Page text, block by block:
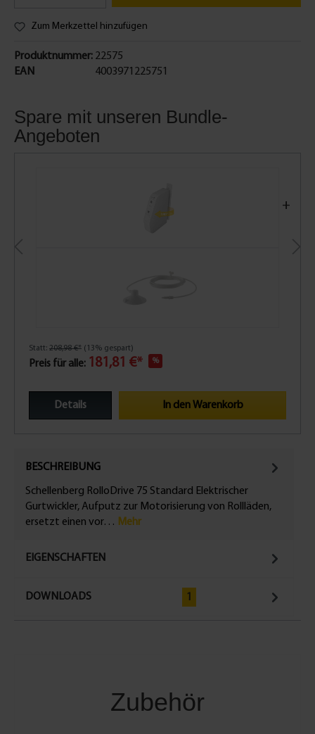
Zum Merkzettel hinzufügen
Produktnummer:
EAN
22575
4003971225751
Spare mit unseren Bundle-
Angeboten
+
Statt: 208,98 €* (13% gespart)
Preis für alle: 181,81 €* %
Details In den Warenkorb
BESCHREIBUNG
Schellenberg RolloDrive 75 Standard Elektrischer
Gurtwickler, Aufputz zur Motorisierung von Rollläden,
ersetzt einen vor… Mehr
EIGENSCHAFTEN
DOWNLOADS 1
Zubehör